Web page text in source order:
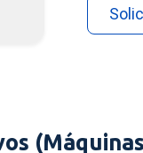
(Máquinas